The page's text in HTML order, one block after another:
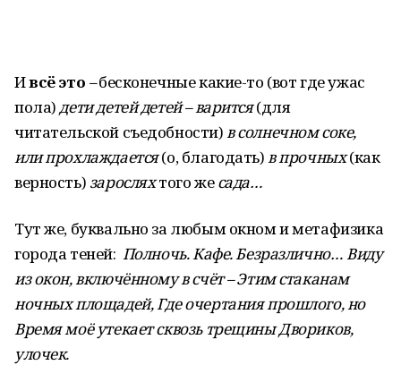
Ивсё это –бесконечные какие-то (вот где ужас
пола)дети детей детей – варится(для
читательской съедобности)в солнечном соке,
или прохлаждается(о, благодать)в прочных(как
верность) заросляхтого жесада…
Тут же, буквально за любым окном и метафизика
города теней: Полночь. Кафе. Безразлично…Виду
из окон, включённому в счёт – Этим стаканам
ночных площадей, Где очертания прошлого, но
Время моё утекает сквозь трещины Двориков,
улочек.